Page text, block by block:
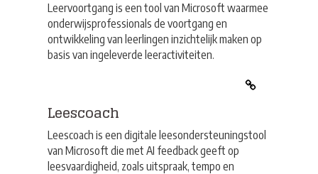
Leervoortgang is een tool van Microsoft waarmee
onderwijsprofessionals de voortgang en
ontwikkeling van leerlingen inzichtelijk maken op
basis van ingeleverde leeractiviteiten.
Leescoach
Leescoach is een digitale leesondersteuningstool
van Microsoft die met AI feedback geeft op
leesvaardigheid, zoals uitspraak, tempo en